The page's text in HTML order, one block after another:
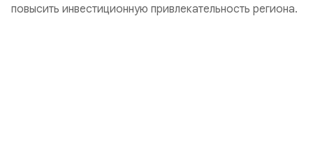
повысить инвестиционную привлекательность региона.